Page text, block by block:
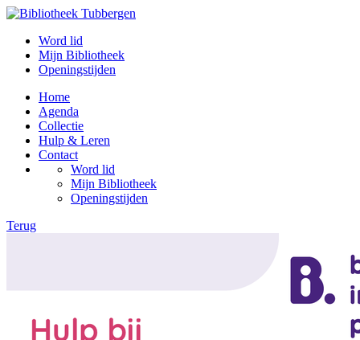
Word lid
Mijn Bibliotheek
Openingstijden
Home
Agenda
Collectie
Hulp & Leren
Contact
Word lid
Mijn Bibliotheek
Openingstijden
Terug